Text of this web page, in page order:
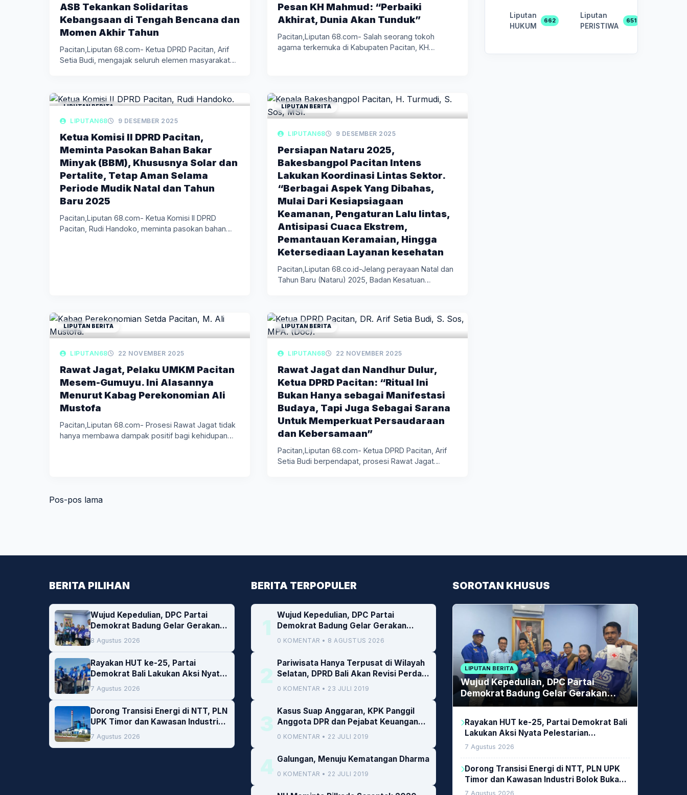
ASB Tekankan Solidaritas
Kebangsaan di Tengah Bencana dan
Momen Akhir Tahun
Pacitan,Liputan 68.com- Ketua DPRD Pacitan, Arif
Setia Budi, mengajak seluruh elemen masyarakat…
Pesan KH Mahmud: “Perbaiki
Akhirat, Dunia Akan Tunduk”
Pacitan,Liputan 68.com- Salah seorang tokoh
agama terkemuka di Kabupaten Pacitan, KH
LIPUTAN BERITA
LIPUTAN68 9 DESEMBER 2025
Ketua Komisi II DPRD Pacitan,
Meminta Pasokan Bahan Bakar
Minyak (BBM), Khususnya Solar dan
Pertalite, Tetap Aman Selama
Periode Mudik Natal dan Tahun
Baru 2025
Pacitan,Liputan 68.com- Ketua Komisi II DPRD
Pacitan, Rudi Handoko, meminta pasokan bahan…
LIPUTAN BERITA
LIPUTAN68 9 DESEMBER 2025
Persiapan Nataru 2025,
Bakesbangpol Pacitan Intens
Lakukan Koordinasi Lintas Sektor.
“Berbagai Aspek Yang Dibahas,
Mulai Dari Kesiapsiagaan
Keamanan, Pengaturan Lalu lintas,
Antisipasi Cuaca Ekstrem,
Pemantauan Keramaian, Hingga
Ketersediaan Layanan kesehatan
Pacitan,Liputan 68.co.id-Jelang perayaan Natal dan
Tahun Baru (Nataru) 2025, Badan Kesatuan
LIPUTAN BERITA
LIPUTAN68 22 NOVEMBER 2025
Rawat Jagat, Pelaku UMKM Pacitan
Mesem-Gumuyu. Ini Alasannya
Menurut Kabag Perekonomian Ali
Mustofa
Pacitan,Liputan 68.com- Prosesi Rawat Jagat tidak
hanya membawa dampak positif bagi kehidupan…
LIPUTAN BERITA
LIPUTAN68 22 NOVEMBER 2025
Rawat Jagat dan Nandhur Dulur,
Ketua DPRD Pacitan: “Ritual Ini
Bukan Hanya sebagai Manifestasi
Budaya, Tapi Juga Sebagai Sarana
Untuk Memperkuat Persaudaraan
dan Kebersamaan”
Pacitan,Liputan 68.com- Ketua DPRD Pacitan, Arif
Setia Budi berpendapat, prosesi Rawat Jagat…
Navigasi
Pos-pos lama
Liputan
HUKUM
662
Liputan
PERISTIWA
651
BERITA PILIHAN
Wujud Kepedulian, DPC Partai
Demokrat Badung Gelar Gerakan
Donor Darah
8 Agustus 2026
Rayakan HUT ke-25, Partai
Demokrat Bali Lakukan Aksi Nyata
Pelestarian Lingkungan
7 Agustus 2026
Dorong Transisi Energi di NTT, PLN
UPK Timor dan Kawasan Industri
Bolok Buka Peluang Investasi
Woodchip untuk Cofiring PLTU
7 Agustus 2026
BERITA TERPOPULER
1
Wujud Kepedulian, DPC Partai
Demokrat Badung Gelar Gerakan
Donor Darah
0 KOMENTAR • 8 AGUSTUS 2026
2
Pariwisata Hanya Terpusat di Wilayah
Selatan, DPRD Bali Akan Revisi Perda
RTRW
0 KOMENTAR • 23 JULI 2019
3
Kasus Suap Anggaran, KPK Panggil
Anggota DPR dan Pejabat Keuangan
Kemenkeu
0 KOMENTAR • 22 JULI 2019
4 Galungan, Menuju Kematangan Dharma
0 KOMENTAR • 22 JULI 2019
SOROTAN KHUSUS
LIPUTAN BERITA
Wujud Kepedulian, DPC Partai
Demokrat Badung Gelar Gerakan
Donor Darah
Rayakan HUT ke-25, Partai Demokrat Bali
Lakukan Aksi Nyata Pelestarian
Lingkungan
7 Agustus 2026
Dorong Transisi Energi di NTT, PLN UPK
Timor dan Kawasan Industri Bolok Buka
Peluang Investasi Woodchip untuk
7 Agustus 2026